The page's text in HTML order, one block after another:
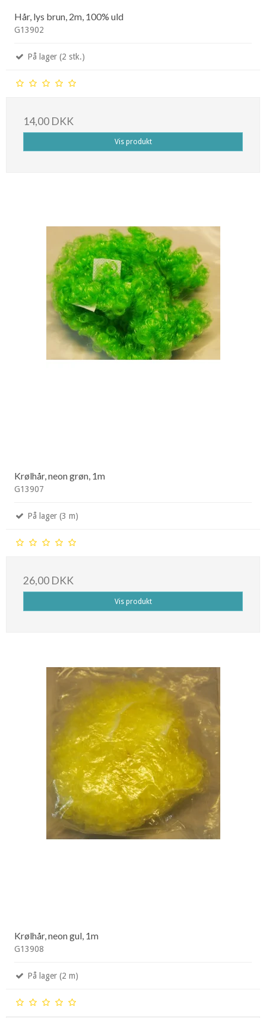
Hår, lys brun, 2m, 100% uld
G13902
På lager (2 stk.)
14,00 DKK
Vis produkt
Krølhår, neon grøn, 1m
G13907
På lager (3 m)
26,00 DKK
Vis produkt
Krølhår, neon gul, 1m
G13908
På lager (2 m)